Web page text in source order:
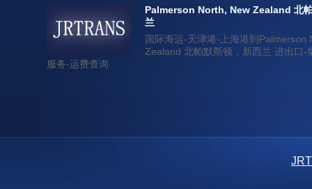
Palmerson North, New Zealand 北
兰
国际海运-天津港-上海港到Palmerson
Zealand 北帕默斯顿，新西兰 进出口-
服务-运费查询